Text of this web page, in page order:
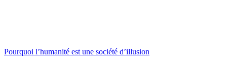
Pourquoi l’humanité est une société d’illusion